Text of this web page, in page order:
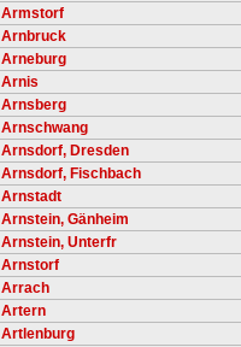
Armstorf
Arnbruck
Arneburg
Arnis
Arnsberg
Arnschwang
Arnsdorf, Dresden
Arnsdorf, Fischbach
Arnstadt
Arnstein, Gänheim
Arnstein, Unterfr
Arnstorf
Arrach
Artern
Artlenburg